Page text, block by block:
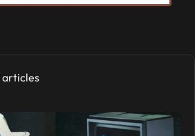
GEEKS
27 septembre 2026- à Bressuire
articles